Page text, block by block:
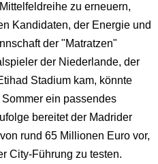
zu erneuern,
Kandidaten, der Energie und
der "Matratzen"
der Niederlande, der
Stadium kam, könnte
ein passendes
bereitet der Madrider
rund 65 Millionen Euro vor,
City-Führung zu testen.